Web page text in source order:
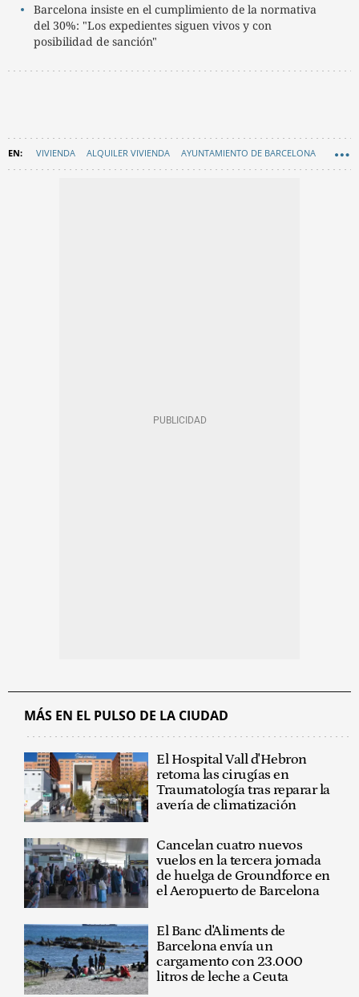
Barcelona insiste en el cumplimiento de la normativa
del 30%: "Los expedientes siguen vivos y con
posibilidad de sanción"
VIVIENDA ALQUILER VIVIENDA AYUNTAMIENTO DE BARCELONA
MÁS EN EL PULSO DE LA CIUDAD
El Hospital Vall d'Hebron
retoma las cirugías en
Traumatología tras reparar la
avería de climatización
Cancelan cuatro nuevos
vuelos en la tercera jornada
de huelga de Groundforce en
el Aeropuerto de Barcelona
El Banc d'Aliments de
Barcelona envía un
cargamento con 23.000
litros de leche a Ceuta